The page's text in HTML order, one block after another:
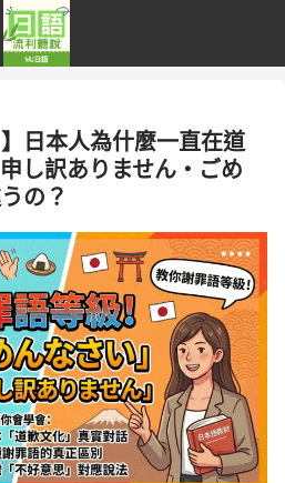
】日本人為什麼一直在道
し訳ありません・ごめ
の？